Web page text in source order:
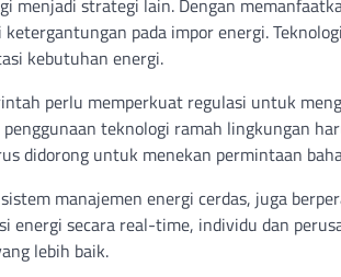
menjadi strategi lain. Dengan
pada impor energi.
kebutuhan energi.
perlu memperkuat regulasi untuk
teknologi ramah lingkungan
didorong untuk menekan permintaan
manajemen energi cerdas, juga
energi secara real-time, individu dan
lebih baik.